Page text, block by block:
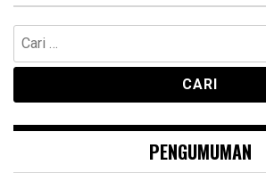
Cari
untuk:
PENGUMUMAN